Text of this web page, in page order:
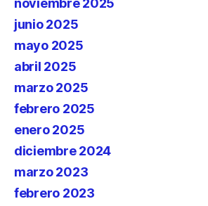
noviembre 2025
junio 2025
mayo 2025
abril 2025
marzo 2025
febrero 2025
enero 2025
diciembre 2024
marzo 2023
febrero 2023